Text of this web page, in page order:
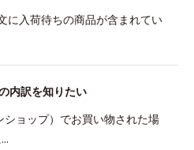
に入荷待ちの商品が含まれてい
内訳を知りたい
ョップ）でお買い物された場